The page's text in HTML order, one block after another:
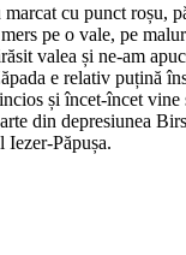
cu punct roșu,
pe o vale, pe
valea și ne-am
e relativ puțină
și încet-încet vine
din depresiunea
Păpușa.